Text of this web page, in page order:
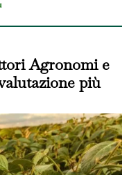
Agronomi e
più